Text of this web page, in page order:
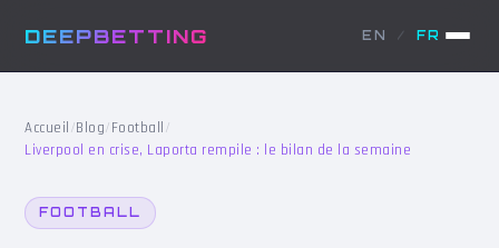
DEEPBETTING EN / FR
Accueil /Blog/Football /
Liverpool en crise, Laporta rempile : le bilan de la semaine
FOOTBALL